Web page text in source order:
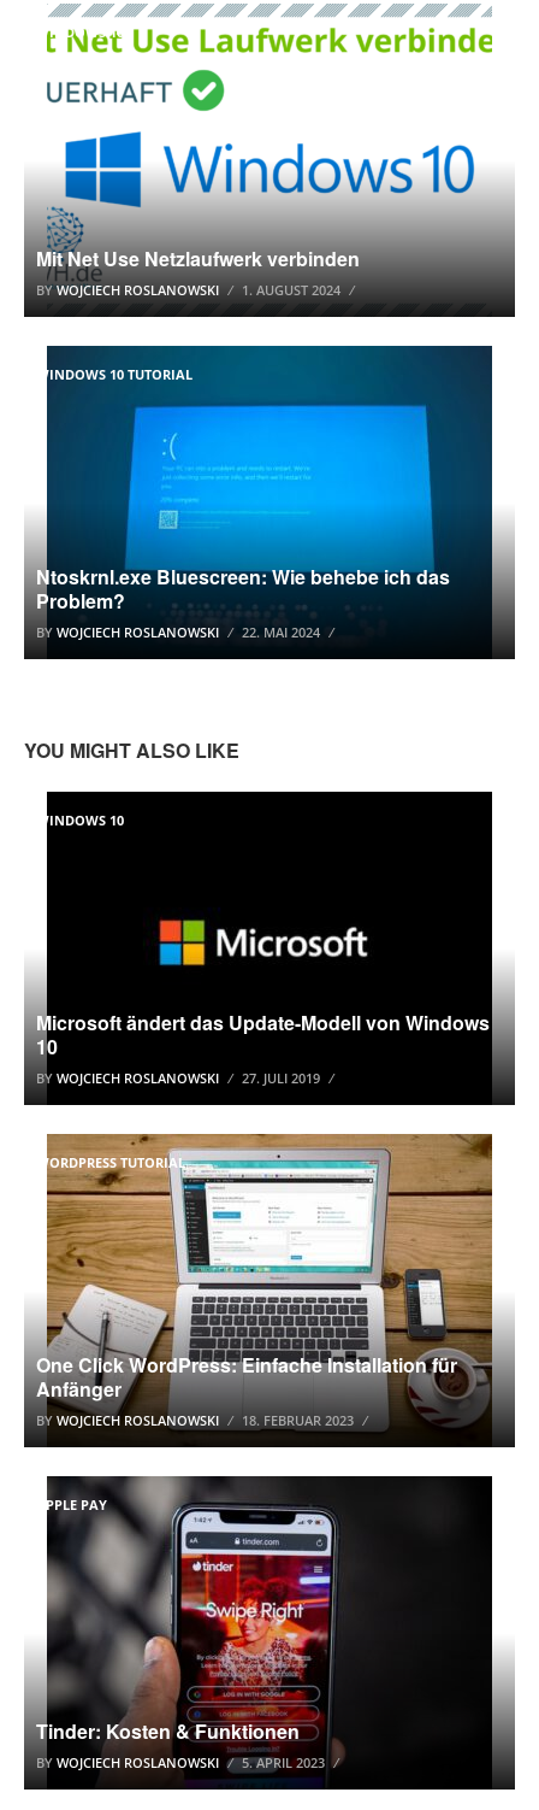
WINDOWS 10
Mit Net Use Netzlaufwerk verbinden
BYWOJCIECH ROSLANOWSKI 1. AUGUST 2024
WINDOWS 10 TUTORIAL
Ntoskrnl.exe Bluescreen: Wie behebe ich das
Problem?
BY WOJCIECH ROSLANOWSKI 22. MAI 2024
YOU MIGHT ALSO LIKE
WINDOWS 10
Microsoft ändert das Update-Modell von Windows
10
BY WOJCIECH ROSLANOWSKI 27. JULI 2019
WORDPRESS TUTORIAL
One Click WordPress: Einfache Installation für
Anfänger
BY WOJCIECH ROSLANOWSKI 18. FEBRUAR 2023
APPLE PAY
Tinder: Kosten & Funktionen
BY WOJCIECH ROSLANOWSKI 5. APRIL 2023